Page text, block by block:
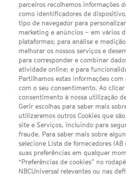
SEGUE-NOS
FACEBOOK
TWITTER
LINKS ÚTEIS
Escolhas de Anúncios
Política de privacidade
Termos E Condições
FILMES
UMA DIVISÃO DA
parceiros recolhemos informações
como identificadores de
tipo de navegador para
marketing e anúncios – em vários
plataformas; para análise e
melhorar os nossos serviços e
para corresponder e combinar
atividade online; e para
Partilhamos estas informações com
com o seu consentimento. Ao clicar
consentimento à nossa utilização
Gerir escolhas para saber mais
utilizaremos outros Cookies que
site e Serviços, incluindo para
fraude. Para saber mais sobre
selecione Lista de fornecedores IAB
suas preferências em qualquer
“Preferências de cookies” no
NBCUniversal relevantes ou nas